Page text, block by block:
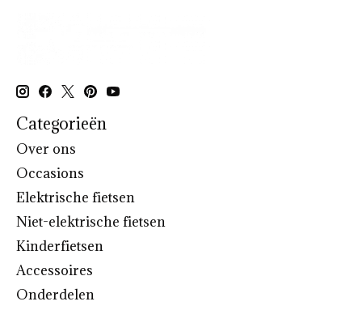
Categorieën
Over ons
Occasions
Elektrische fietsen
Niet-elektrische fietsen
Kinderfietsen
Accessoires
Onderdelen